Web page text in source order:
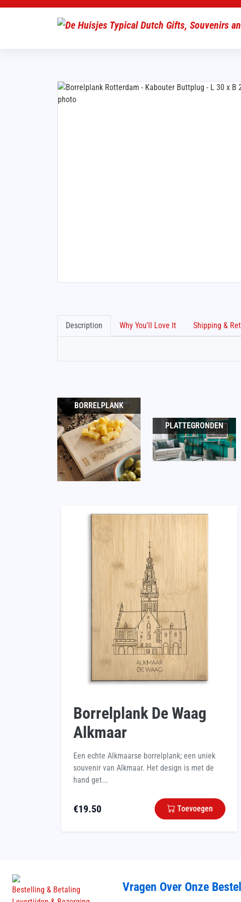
Description Why You'll Love It
BORRELPLANK
PLATTEGRONDEN
Borrelplank De Waag
Alkmaar
Een echte Alkmaarse borrelplank; een uniek
souvenir van Alkmaar. Het design is met de
hand get...
€19.50 Toevoegen
Bestelling & Betaling
Vragen Over Onze